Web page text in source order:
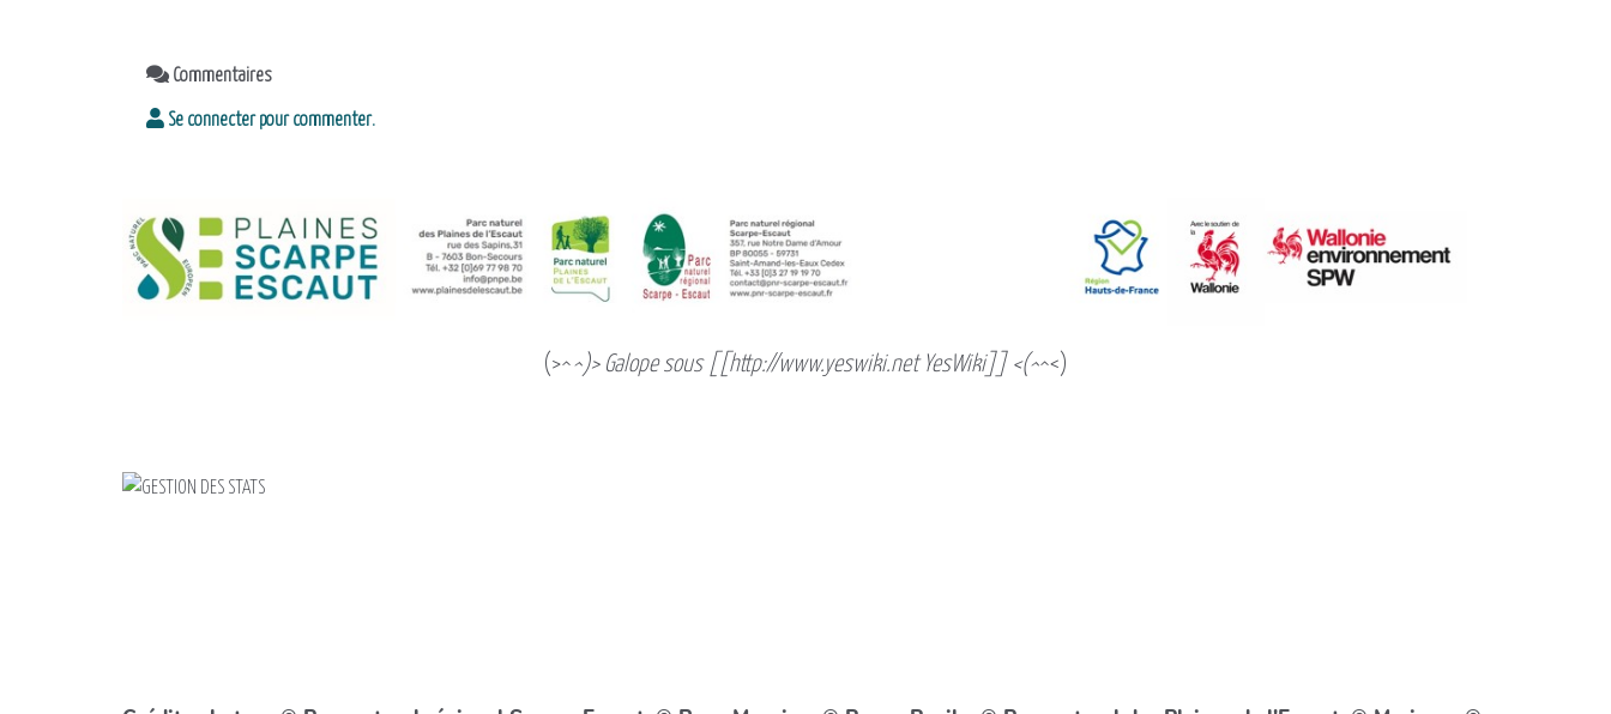
Commentaires
Se connecter pour commenter.
(>^^)> Galope sous [[http://www.yeswiki.net YesWiki]] <(^^<)